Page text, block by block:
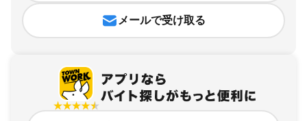
メールで受け取る